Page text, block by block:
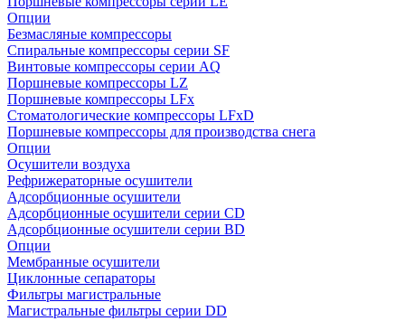
Опции
Безмасляные компрессоры
Спиральные компрессоры серии SF
Винтовые компрессоры серии AQ
Поршневые компрессоры LZ
Поршневые компрессоры LFx
Стоматологические компрессоры LFxD
Поршневые компрессоры для производства снега
Опции
Осушители воздуха
Рефрижераторные осушители
Адсорбционные осушители
Адсорбционные осушители серии CD
Адсорбционные осушители серии BD
Опции
Мембранные осушители
Циклонные сепараторы
Фильтры магистральные
Магистральные фильтры серии DD